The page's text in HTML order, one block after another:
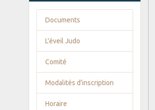
Documents
L'éveil Judo
Comité
Modalités d'inscription
Horaire